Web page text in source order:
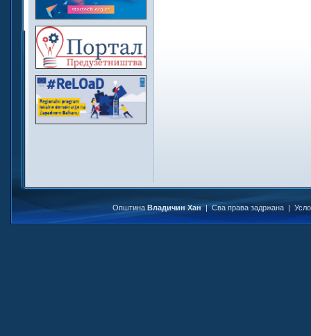
Општина Владичин Хан| Сва права задржана |